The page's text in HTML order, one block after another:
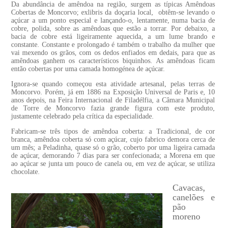
Da abundância de amêndoa na região, surgem as típicas Amêndoas
Cobertas de Moncorvo; exlibris da doçaria local, obtêm-se levando o
açúcar a um ponto especial e lançando-o, lentamente, numa bacia de
cobre, polida, sobre as amêndoas que estão a torrar. Por debaixo, a
bacia de cobre está ligeiramente aquecida, a um lume brando e
constante. Constante e prolongado é também o trabalho da mulher que
vai mexendo os grãos, com os dedos enfiados em dedais, para que as
amêndoas ganhem os característicos biquinhos. As amêndoas ficam
então cobertas por uma camada homogénea de açúcar.
Ignora-se quando começou esta atividade artesanal, pelas terras de
Moncorvo. Porém, já em 1886 na Exposição Universal de Paris e, 10
anos depois, na Feira Internacional de Filadélfia, a Câmara Municipal
de Torre de Moncorvo fazia grande figura com este produto,
justamente celebrado pela crítica da especialidade.
Fabricam-se três tipos de amêndoa coberta: a Tradicional, de cor
branca, amêndoa coberta só com açúcar, cujo fabrico demora cerca de
um mês; a Peladinha, quase só o grão, coberto por uma ligeira camada
de açúcar, demorando 7 dias para ser confecionada; a Morena em que
ao açúcar se junta um pouco de canela ou, em vez de açúcar, se utiliza
chocolate.
Cavacas,
canelões e
pão
moreno